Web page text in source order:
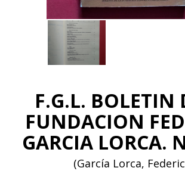
F.G.L. BOLETIN
FUNDACION
GARCIA LORCA.
(García Lorca,